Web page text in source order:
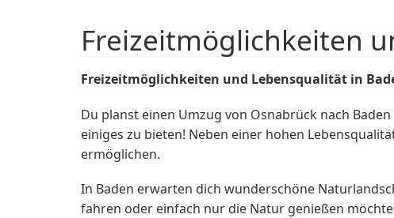
Freizeitmöglichkeiten
Freizeitmöglichkeiten und Lebensqualität in
Du planst einen Umzug von Osnabrück nach
einiges zu bieten! Neben einer hohen
ermöglichen.
In Baden erwarten dich wunderschöne
fahren oder einfach nur die Natur genießen